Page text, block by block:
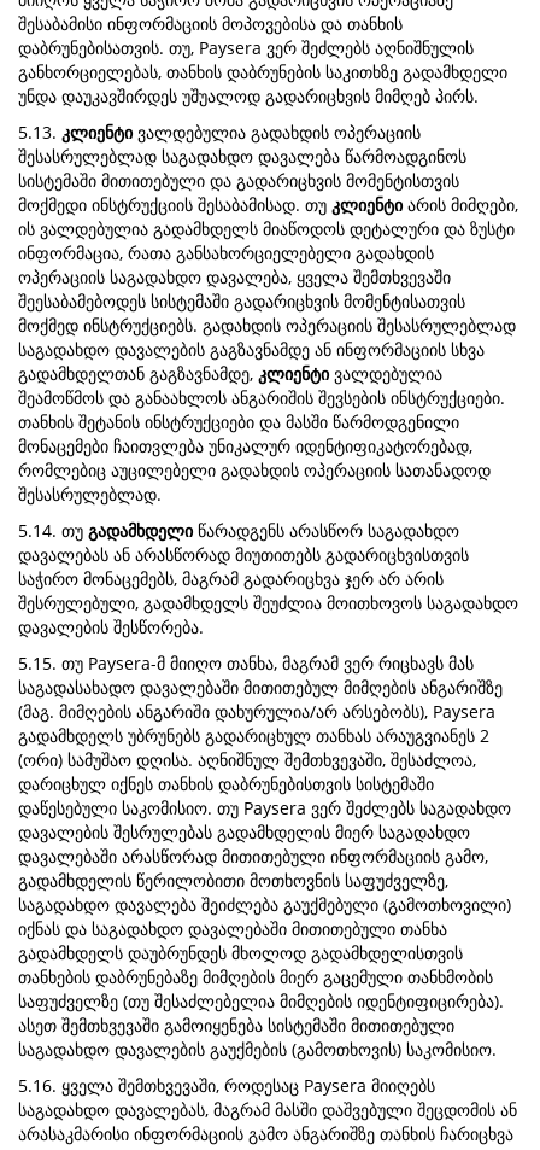
შესაბამისი ინფორმაციის მოპოვებისა და თანხის
დაბრუნებისათვის. თუ, Paysera ვერ შეძლებს აღნიშნულის
განხორციელებას, თანხის დაბრუნების საკითხზე გადამხდელი
უნდა დაუკავშირდეს უშუალოდ გადარიცხვის მიმღებ პირს.
5.13. კლიენტი ვალდებულია გადახდის ოპერაციის
შესასრულებლად საგადახდო დავალება წარმოადგინოს
სისტემაში მითითებული და გადარიცხვის მომენტისთვის
მოქმედი ინსტრუქციის შესაბამისად. თუ კლიენტი არის მიმღები,
ის ვალდებულია გადამხდელს მიაწოდოს დეტალური და ზუსტი
ინფორმაცია, რათა განსახორციელებელი გადახდის
ოპერაციის საგადახდო დავალება, ყველა შემთხვევაში
შეესაბამებოდეს სისტემაში გადარიცხვის მომენტისათვის
მოქმედ ინსტრუქციებს. გადახდის ოპერაციის შესასრულებლად
საგადახდო დავალების გაგზავნამდე ან ინფორმაციის სხვა
გადამხდელთან გაგზავნამდე, კლიენტი ვალდებულია
შეამოწმოს და განაახლოს ანგარიშის შევსების ინსტრუქციები.
თანხის შეტანის ინსტრუქციები და მასში წარმოდგენილი
მონაცემები ჩაითვლება უნიკალურ იდენტიფიკატორებად,
რომლებიც აუცილებელი გადახდის ოპერაციის სათანადოდ
შესასრულებლად.
5.14. თუ გადამხდელი წარადგენს არასწორ საგადახდო
დავალებას ან არასწორად მიუთითებს გადარიცხვისთვის
საჭირო მონაცემებს, მაგრამ გადარიცხვა ჯერ არ არის
შესრულებული, გადამხდელს შეუძლია მოითხოვოს საგადახდო
დავალების შესწორება.
5.15. თუ Paysera-მ მიიღო თანხა, მაგრამ ვერ რიცხავს მას
საგადასახადო დავალებაში მითითებულ მიმღების ანგარიშზე
(მაგ. მიმღების ანგარიში დახურულია/არ არსებობს), Paysera
გადამხდელს უბრუნებს გადარიცხულ თანხას არაუგვიანეს 2
(ორი) სამუშაო დღისა. აღნიშნულ შემთხვევაში, შესაძლოა,
დარიცხულ იქნეს თანხის დაბრუნებისთვის სისტემაში
დაწესებული საკომისიო. თუ Paysera ვერ შეძლებს საგადახდო
დავალების შესრულებას გადამხდელის მიერ საგადახდო
დავალებაში არასწორად მითითებული ინფორმაციის გამო,
გადამხდელის წერილობითი მოთხოვნის საფუძველზე,
საგადახდო დავალება შეიძლება გაუქმებული (გამოთხოვილი)
იქნას და საგადახდო დავალებაში მითითებული თანხა
გადამხდელს დაუბრუნდეს მხოლოდ გადამხდელისთვის
თანხების დაბრუნებაზე მიმღების მიერ გაცემული თანხმობის
საფუძველზე (თუ შესაძლებელია მიმღების იდენტიფიცირება).
ასეთ შემთხვევაში გამოიყენება სისტემაში მითითებული
საგადახდო დავალების გაუქმების (გამოთხოვის) საკომისიო.
5.16. ყველა შემთხვევაში, როდესაც Paysera მიიღებს
საგადახდო დავალებას, მაგრამ მასში დაშვებული შეცდომის ან
არასაკმარისი ინფორმაციის გამო ანგარიშზე თანხის ჩარიცხვა